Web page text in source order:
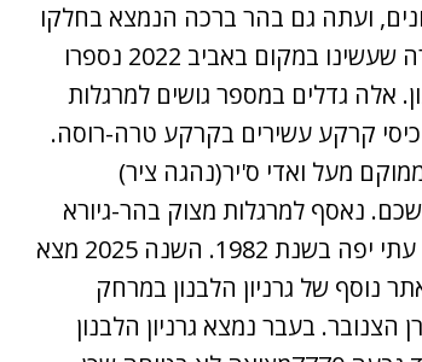
ועתה גם בהר ברכה הנמצא בחלקו
הדרומי של רכס גריזים. בספירה שעשינו במקום באביב 2022 נספרו
אלה גדלים במספר גושים למרגלות
קרקע עשירים בקרקע טרה-רוסה.
מטר והוא ממוקם מעל ואדי ס'יר(נהגה ציר)
נאסף למרגלות מצוק בהר-גיורא
אשר בפרוזדור ירושלים על ידי עתי יפה בשנת 1982. השנה 2025 מצא
נוסף של גרניון הלבנון במרחק
הצנובר. בעבר נמצא גרניון הלבנון